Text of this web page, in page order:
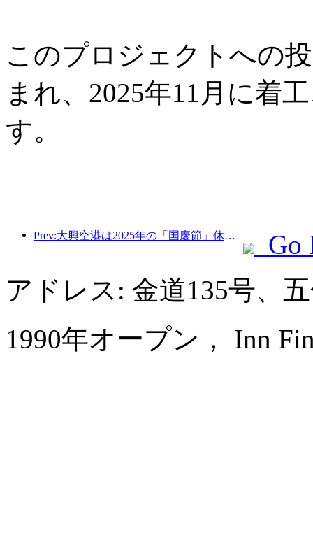
このプロジェクトへの
まれ、2025年11月に着
す。
Prev:大興空港は2025年の「国慶節」休暇中に130万人以上の乗客を輸送する予定だ。
Go
アドレス: 金道135号、
1990年オープン， Inn